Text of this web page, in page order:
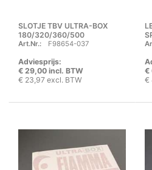
SLOTJE TBV ULTRA-BOX
180/320/360/500
Art.Nr.: F98654-037
Adviesprijs:
€ 29,00 incl. BTW
€ 23,97 excl. BTW
€
€